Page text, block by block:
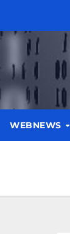
WEBNEWS